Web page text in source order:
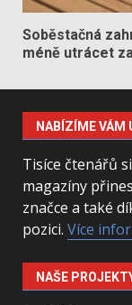
Soběstačná
méně utrácet
NABÍZÍME VÁM
Tisíce čtenářů
magazíny
značce a také
pozici. Více
NAŠE